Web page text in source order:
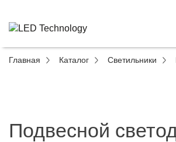
Главная Каталог Светильники
Подвесной